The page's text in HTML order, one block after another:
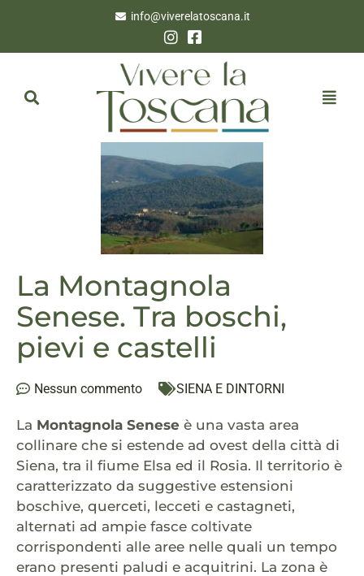
info@viverelatoscana.it
La Montagnola
Senese. Tra boschi,
pievi e castelli
Nessun commento SIENA E DINTORNI
La Montagnola Senese è una vasta area
collinare che si estende ad ovest della città di
Siena, tra il fiume Elsa ed il Rosia. Il territorio è
caratterizzato da suggestive estensioni
boschive, querceti, lecceti e castagneti,
alternati ad ampie fasce coltivate
corrispondenti alle aree nelle quali un tempo
erano presenti paludi e acquitrini. La zona è